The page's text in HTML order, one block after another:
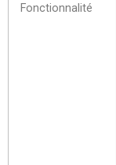
Fonctionnalité